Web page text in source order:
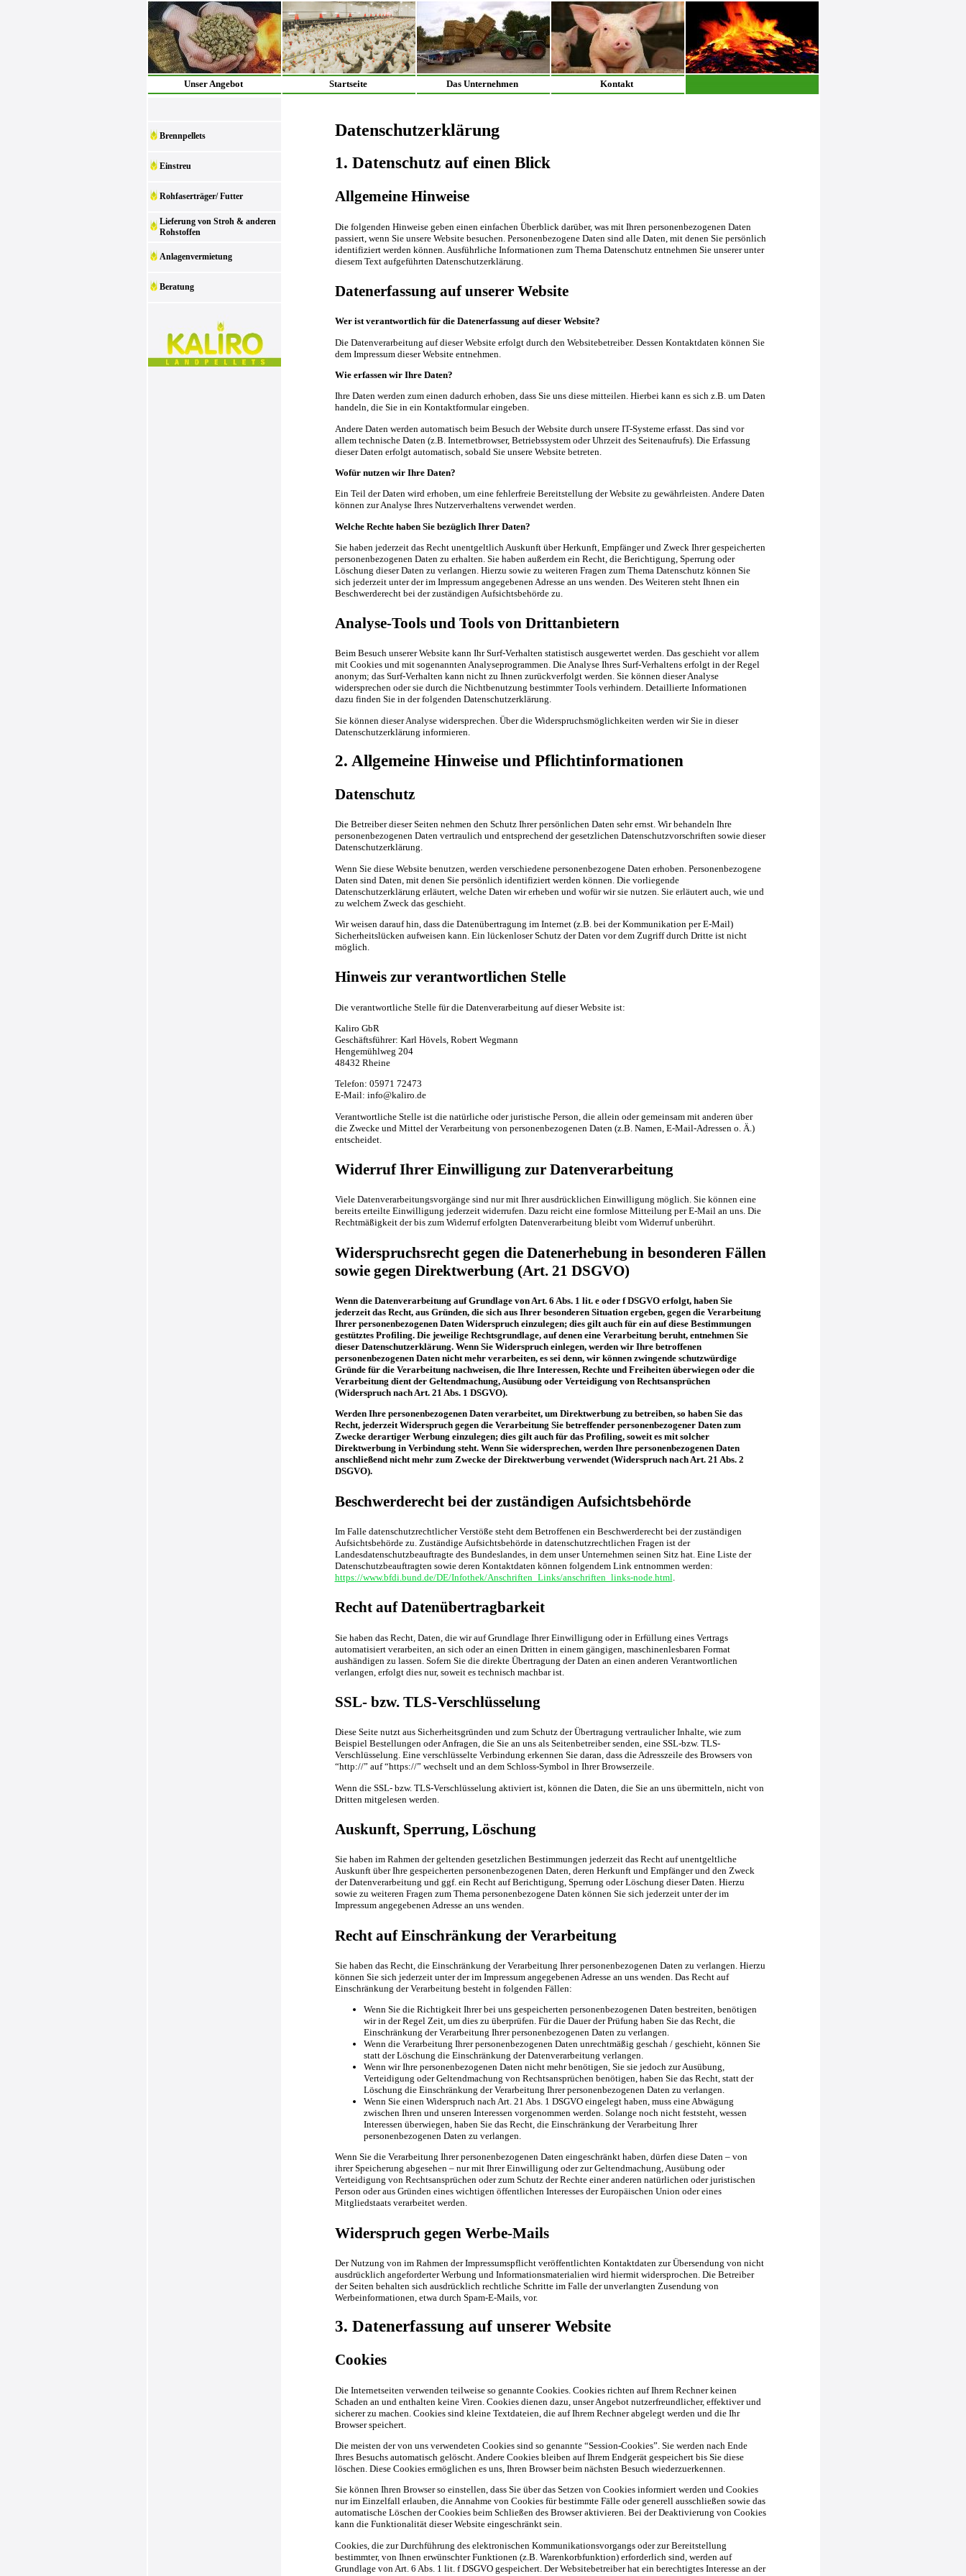
Unser Angebot Startseite Das Unternehmen Kontakt
Brennpellets
Einstreu
Rohfaserträger/ Futter
Lieferung von Stroh & anderen
Rohstoffen
Anlagenvermietung
Beratung
Datenschutzerklärung
1. Datenschutz auf einen Blick
Allgemeine Hinweise
Die folgenden Hinweise geben einen einfachen Überblick darüber, was mit Ihren personenbezogenen Daten
passiert, wenn Sie unsere Website besuchen. Personenbezogene Daten sind alle Daten, mit denen Sie persönlich
identifiziert werden können. Ausführliche Informationen zum Thema Datenschutz entnehmen Sie unserer unter
diesem Text aufgeführten Datenschutzerklärung.
Datenerfassung auf unserer Website
Wer ist verantwortlich für die Datenerfassung auf dieser Website?
Die Datenverarbeitung auf dieser Website erfolgt durch den Websitebetreiber. Dessen Kontaktdaten können Sie
dem Impressum dieser Website entnehmen.
Wie erfassen wir Ihre Daten?
Ihre Daten werden zum einen dadurch erhoben, dass Sie uns diese mitteilen. Hierbei kann es sich z.B. um Daten
handeln, die Sie in ein Kontaktformular eingeben.
Andere Daten werden automatisch beim Besuch der Website durch unsere IT-Systeme erfasst. Das sind vor
allem technische Daten (z.B. Internetbrowser, Betriebssystem oder Uhrzeit des Seitenaufrufs). Die Erfassung
dieser Daten erfolgt automatisch, sobald Sie unsere Website betreten.
Wofür nutzen wir Ihre Daten?
Ein Teil der Daten wird erhoben, um eine fehlerfreie Bereitstellung der Website zu gewährleisten. Andere Daten
können zur Analyse Ihres Nutzerverhaltens verwendet werden.
Welche Rechte haben Sie bezüglich Ihrer Daten?
Sie haben jederzeit das Recht unentgeltlich Auskunft über Herkunft, Empfänger und Zweck Ihrer gespeicherten
personenbezogenen Daten zu erhalten. Sie haben außerdem ein Recht, die Berichtigung, Sperrung oder
Löschung dieser Daten zu verlangen. Hierzu sowie zu weiteren Fragen zum Thema Datenschutz können Sie
sich jederzeit unter der im Impressum angegebenen Adresse an uns wenden. Des Weiteren steht Ihnen ein
Beschwerderecht bei der zuständigen Aufsichtsbehörde zu.
Analyse-Tools und Tools von Drittanbietern
Beim Besuch unserer Website kann Ihr Surf-Verhalten statistisch ausgewertet werden. Das geschieht vor allem
mit Cookies und mit sogenannten Analyseprogrammen. Die Analyse Ihres Surf-Verhaltens erfolgt in der Regel
anonym; das Surf-Verhalten kann nicht zu Ihnen zurückverfolgt werden. Sie können dieser Analyse
widersprechen oder sie durch die Nichtbenutzung bestimmter Tools verhindern. Detaillierte Informationen
dazu finden Sie in der folgenden Datenschutzerklärung.
Sie können dieser Analyse widersprechen. Über die Widerspruchsmöglichkeiten werden wir Sie in dieser
Datenschutzerklärung informieren.
2. Allgemeine Hinweise und Pflichtinformationen
Datenschutz
Die Betreiber dieser Seiten nehmen den Schutz Ihrer persönlichen Daten sehr ernst. Wir behandeln Ihre
personenbezogenen Daten vertraulich und entsprechend der gesetzlichen Datenschutzvorschriften sowie dieser
Datenschutzerklärung.
Wenn Sie diese Website benutzen, werden verschiedene personenbezogene Daten erhoben. Personenbezogene
Daten sind Daten, mit denen Sie persönlich identifiziert werden können. Die vorliegende
Datenschutzerklärung erläutert, welche Daten wir erheben und wofür wir sie nutzen. Sie erläutert auch, wie und
zu welchem Zweck das geschieht.
Wir weisen darauf hin, dass die Datenübertragung im Internet (z.B. bei der Kommunikation per E-Mail)
Sicherheitslücken aufweisen kann. Ein lückenloser Schutz der Daten vor dem Zugriff durch Dritte ist nicht
möglich.
Hinweis zur verantwortlichen Stelle
Die verantwortliche Stelle für die Datenverarbeitung auf dieser Website ist:
Kaliro GbR
Geschäftsführer: Karl Hövels, Robert Wegmann
Hengemühlweg 204
48432 Rheine
Telefon: 05971 72473
E-Mail: info@kaliro.de
Verantwortliche Stelle ist die natürliche oder juristische Person, die allein oder gemeinsam mit anderen über
die Zwecke und Mittel der Verarbeitung von personenbezogenen Daten (z.B. Namen, E-Mail-Adressen o. Ä.)
entscheidet.
Widerruf Ihrer Einwilligung zur Datenverarbeitung
Viele Datenverarbeitungsvorgänge sind nur mit Ihrer ausdrücklichen Einwilligung möglich. Sie können eine
bereits erteilte Einwilligung jederzeit widerrufen. Dazu reicht eine formlose Mitteilung per E-Mail an uns. Die
Rechtmäßigkeit der bis zum Widerruf erfolgten Datenverarbeitung bleibt vom Widerruf unberührt.
Widerspruchsrecht gegen die Datenerhebung in besonderen Fällen
sowie gegen Direktwerbung (Art. 21 DSGVO)
Wenn die Datenverarbeitung auf Grundlage von Art. 6 Abs. 1 lit. e oder f DSGVO erfolgt, haben Sie
jederzeit das Recht, aus Gründen, die sich aus Ihrer besonderen Situation ergeben, gegen die Verarbeitung
Ihrer personenbezogenen Daten Widerspruch einzulegen; dies gilt auch für ein auf diese Bestimmungen
gestütztes Profiling. Die jeweilige Rechtsgrundlage, auf denen eine Verarbeitung beruht, entnehmen Sie
dieser Datenschutzerklärung. Wenn Sie Widerspruch einlegen, werden wir Ihre betroffenen
personenbezogenen Daten nicht mehr verarbeiten, es sei denn, wir können zwingende schutzwürdige
Gründe für die Verarbeitung nachweisen, die Ihre Interessen, Rechte und Freiheiten überwiegen oder die
Verarbeitung dient der Geltendmachung, Ausübung oder Verteidigung von Rechtsansprüchen
(Widerspruch nach Art. 21 Abs. 1 DSGVO).
Werden Ihre personenbezogenen Daten verarbeitet, um Direktwerbung zu betreiben, so haben Sie das
Recht, jederzeit Widerspruch gegen die Verarbeitung Sie betreffender personenbezogener Daten zum
Zwecke derartiger Werbung einzulegen; dies gilt auch für das Profiling, soweit es mit solcher
Direktwerbung in Verbindung steht. Wenn Sie widersprechen, werden Ihre personenbezogenen Daten
anschließend nicht mehr zum Zwecke der Direktwerbung verwendet (Widerspruch nach Art. 21 Abs. 2
DSGVO).
Beschwerderecht bei der zuständigen Aufsichtsbehörde
Im Falle datenschutzrechtlicher Verstöße steht dem Betroffenen ein Beschwerderecht bei der zuständigen
Aufsichtsbehörde zu. Zuständige Aufsichtsbehörde in datenschutzrechtlichen Fragen ist der
Landesdatenschutzbeauftragte des Bundeslandes, in dem unser Unternehmen seinen Sitz hat. Eine Liste der
Datenschutzbeauftragten sowie deren Kontaktdaten können folgendem Link entnommen werden:
https://www.bfdi.bund.de/DE/Infothek/Anschriften_Links/anschriften_links-node.html
Recht auf Datenübertragbarkeit
Sie haben das Recht, Daten, die wir auf Grundlage Ihrer Einwilligung oder in Erfüllung eines Vertrags
automatisiert verarbeiten, an sich oder an einen Dritten in einem gängigen, maschinenlesbaren Format
aushändigen zu lassen. Sofern Sie die direkte Übertragung der Daten an einen anderen Verantwortlichen
verlangen, erfolgt dies nur, soweit es technisch machbar ist.
SSL- bzw. TLS-Verschlüsselung
Diese Seite nutzt aus Sicherheitsgründen und zum Schutz der Übertragung vertraulicher Inhalte, wie zum
Beispiel Bestellungen oder Anfragen, die Sie an uns als Seitenbetreiber senden, eine SSL-bzw. TLS-
Verschlüsselung. Eine verschlüsselte Verbindung erkennen Sie daran, dass die Adresszeile des Browsers von
“http://” auf “https://” wechselt und an dem Schloss-Symbol in Ihrer Browserzeile.
Wenn die SSL- bzw. TLS-Verschlüsselung aktiviert ist, können die Daten, die Sie an uns übermitteln, nicht von
Dritten mitgelesen werden.
Auskunft, Sperrung, Löschung
Sie haben im Rahmen der geltenden gesetzlichen Bestimmungen jederzeit das Recht auf unentgeltliche
Auskunft über Ihre gespeicherten personenbezogenen Daten, deren Herkunft und Empfänger und den Zweck
der Datenverarbeitung und ggf. ein Recht auf Berichtigung, Sperrung oder Löschung dieser Daten. Hierzu
sowie zu weiteren Fragen zum Thema personenbezogene Daten können Sie sich jederzeit unter der im
Impressum angegebenen Adresse an uns wenden.
Recht auf Einschränkung der Verarbeitung
Sie haben das Recht, die Einschränkung der Verarbeitung Ihrer personenbezogenen Daten zu verlangen. Hierzu
können Sie sich jederzeit unter der im Impressum angegebenen Adresse an uns wenden. Das Recht auf
Einschränkung der Verarbeitung besteht in folgenden Fällen:
Wenn Sie die Richtigkeit Ihrer bei uns gespeicherten personenbezogenen Daten bestreiten, benötigen
wir in der Regel Zeit, um dies zu überprüfen. Für die Dauer der Prüfung haben Sie das Recht, die
Einschränkung der Verarbeitung Ihrer personenbezogenen Daten zu verlangen.
Wenn die Verarbeitung Ihrer personenbezogenen Daten unrechtmäßig geschah / geschieht, können Sie
statt der Löschung die Einschränkung der Datenverarbeitung verlangen.
Wenn wir Ihre personenbezogenen Daten nicht mehr benötigen, Sie sie jedoch zur Ausübung,
Verteidigung oder Geltendmachung von Rechtsansprüchen benötigen, haben Sie das Recht, statt der
Löschung die Einschränkung der Verarbeitung Ihrer personenbezogenen Daten zu verlangen.
Wenn Sie einen Widerspruch nach Art. 21 Abs. 1 DSGVO eingelegt haben, muss eine Abwägung
zwischen Ihren und unseren Interessen vorgenommen werden. Solange noch nicht feststeht, wessen
Interessen überwiegen, haben Sie das Recht, die Einschränkung der Verarbeitung Ihrer
personenbezogenen Daten zu verlangen.
Wenn Sie die Verarbeitung Ihrer personenbezogenen Daten eingeschränkt haben, dürfen diese Daten – von
ihrer Speicherung abgesehen – nur mit Ihrer Einwilligung oder zur Geltendmachung, Ausübung oder
Verteidigung von Rechtsansprüchen oder zum Schutz der Rechte einer anderen natürlichen oder juristischen
Person oder aus Gründen eines wichtigen öffentlichen Interesses der Europäischen Union oder eines
Mitgliedstaats verarbeitet werden.
Widerspruch gegen Werbe-Mails
Der Nutzung von im Rahmen der Impressumspflicht veröffentlichten Kontaktdaten zur Übersendung von nicht
ausdrücklich angeforderter Werbung und Informationsmaterialien wird hiermit widersprochen. Die Betreiber
der Seiten behalten sich ausdrücklich rechtliche Schritte im Falle der unverlangten Zusendung von
Werbeinformationen, etwa durch Spam-E-Mails, vor.
3. Datenerfassung auf unserer Website
Cookies
Die Internetseiten verwenden teilweise so genannte Cookies. Cookies richten auf Ihrem Rechner keinen
Schaden an und enthalten keine Viren. Cookies dienen dazu, unser Angebot nutzerfreundlicher, effektiver und
sicherer zu machen. Cookies sind kleine Textdateien, die auf Ihrem Rechner abgelegt werden und die Ihr
Browser speichert.
Die meisten der von uns verwendeten Cookies sind so genannte “Session-Cookies”. Sie werden nach Ende
Ihres Besuchs automatisch gelöscht. Andere Cookies bleiben auf Ihrem Endgerät gespeichert bis Sie diese
löschen. Diese Cookies ermöglichen es uns, Ihren Browser beim nächsten Besuch wiederzuerkennen.
Sie können Ihren Browser so einstellen, dass Sie über das Setzen von Cookies informiert werden und Cookies
nur im Einzelfall erlauben, die Annahme von Cookies für bestimmte Fälle oder generell ausschließen sowie das
automatische Löschen der Cookies beim Schließen des Browser aktivieren. Bei der Deaktivierung von Cookies
kann die Funktionalität dieser Website eingeschränkt sein.
Cookies, die zur Durchführung des elektronischen Kommunikationsvorgangs oder zur Bereitstellung
bestimmter, von Ihnen erwünschter Funktionen (z.B. Warenkorbfunktion) erforderlich sind, werden auf
Grundlage von Art. 6 Abs. 1 lit. f DSGVO gespeichert. Der Websitebetreiber hat ein berechtigtes Interesse an der